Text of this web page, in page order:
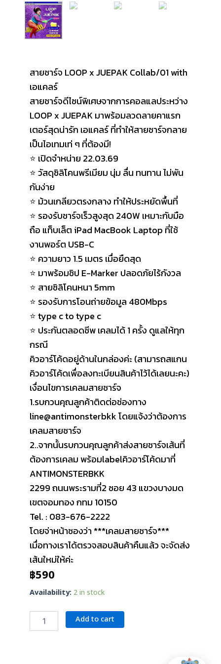
สายชาร์จ LOOP x JUEPAK Collab/01 with
เอแคลร์
สายชาร์จดีไซน์พิเศษจากการคอลแลประหว่าง
LOOP x JUEPAK มาพร้อมลวดลายคาแรก
เตอร์สุดน่ารัก เอแคลร์ ที่ทำให้สายชาร์จกลาย
เป็นไอเทมเท่ ๆ ที่ต้องมี!
⭐ เปิดจำหน่าย 22.03.69
⭐ วัสดุซิลิโคนพรีเมียม นุ่ม ลื่น ทนทาน ไม่พัน
กันง่าย
⭐ ม้วนเกลียวตรงกลาง ทำให้ประหยัดพื้นที่
⭐ รองรับชาร์จเร็วสูงสุด 240W เหมาะกับมือ
ถือ แท็บเล็ต iPad MacBook Laptop ที่ใช้
งานพอร์ต USB-C
⭐ ความยาว 1.5 เมตร เมื่อยืดสุด
⭐️ มาพร้อมชิป E-Marker ปลอดภัยไร้กังวล
⭐ สายซิลิโคนหนา 5mm
⭐ รองรับการโอนถ่ายข้อมูล 480Mbps
⭐ type c to type c
⭐ ประกันตลอดชีพ เคลมได้ 1 ครั้ง ดูแลให้ทุก
กรณี
คิวอาร์โค้ดอยู่ด้านในกล่องค่ะ (สามารถสแกน
คิวอาร์โค้ดเพื่อลงทะเบียนสินค้าไว้ได้เลยนะคะ)
เงื่อนไขการเคลมสายชาร์จ
1.รบกวนคุณลูกค้าติดต่อช่องทาง
line@antimonsterbkk โดยแจ้งว่าต้องการ
เคลมสายชาร์จ
2..จากนั้นรบกวนคุณลูกค้าส่งสายชาร์จเส้นที่
ต้องการเคลม พร้อมlabelคิวอาร์โค้ดมาที่
ANTIMONSTERBKK
2299 ถนนพระรามที่2 ซอย 43 แขวงบางมด
เขตจอมทอง กทม 10150
Tel. : 083-676-2222
โดยจ่าหน้าซองว่า ***เคลมสายชาร์จ***
เมื่อทางเราได้ตรวจสอบสินค้าคืนแล้ว จะจัดส่ง
เส้นใหม่ให้ค่ะ
฿590
Availability: 2 in stock
สาย
LOOP
จือ
Add to cart